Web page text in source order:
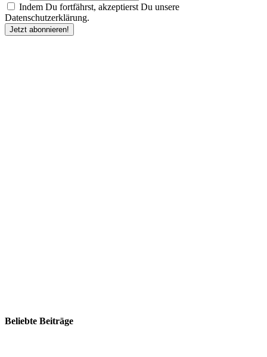
Indem Du fortfährst, akzeptierst Du unsere
Datenschutzerklärung.
Beliebte Beiträge